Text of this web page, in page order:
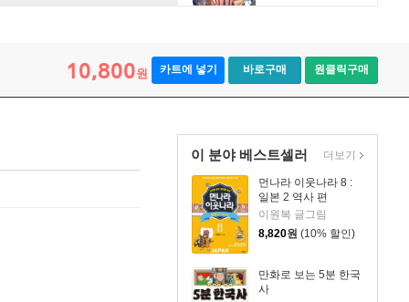
10,800원 카트에 넣기 바로구매 원클릭구매
이 분야 베스트셀러
먼나라 이웃나라 8 :
일본 2 역사 편
이원복 글그림
8,820원 (10% 할인)
만화로 보는 5분 한국
사
더보기